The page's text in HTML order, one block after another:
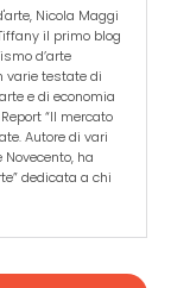
Nicola Maggi
il primo blog
d’arte
varie testate di
e di economia
“Il mercato
Autore di vari
ha
dedicata a chi